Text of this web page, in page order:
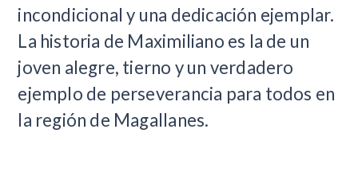
incondicional y una dedicación ejemplar.
La historia de Maximiliano es la de un
joven alegre, tierno y un verdadero
ejemplo de perseverancia para todos en
la región de Magallanes.